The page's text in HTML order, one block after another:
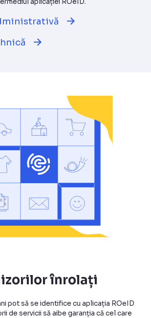
aplicației ROeID.
înrolați
pot să se identifice cu aplicația ROeID
de servicii să aibe garanția că cel care